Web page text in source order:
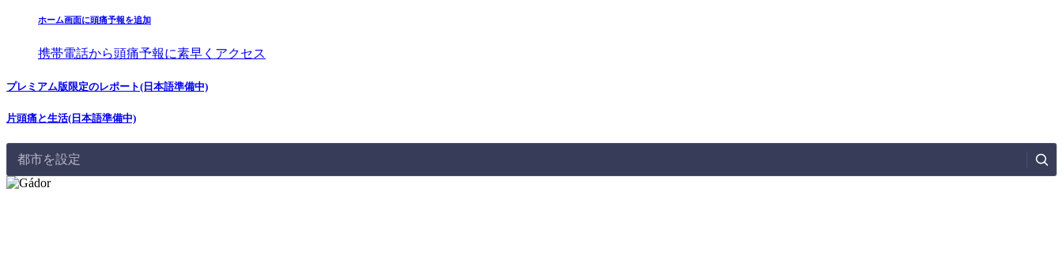
ホーム画面に頭痛予報を追加
携帯電話から頭痛予報に素早くアクセス
プレミアム版限定のレポート(日本語準備中)
片頭痛と生活(日本語準備中)
都市を設定